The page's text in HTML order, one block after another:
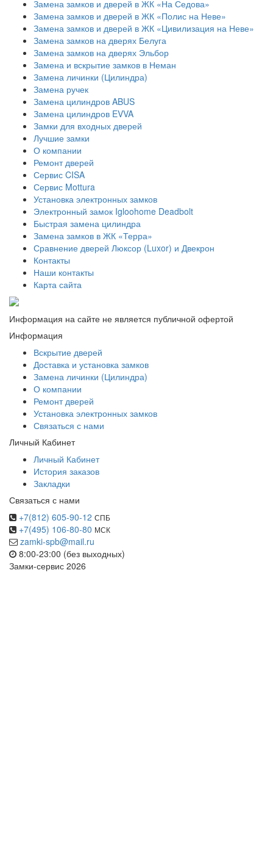
Замена замков и дверей в ЖК «На Седова»
Замена замков и дверей в ЖК «Полис на Неве»
Замена замков и дверей в ЖК «Цивилизация на Неве»
Замена замков на дверях Белуга
Замена замков на дверях Эльбор
Замена и вскрытие замков в Неман
Замена личинки (Цилиндра)
Замена ручек
Замена цилиндров ABUS
Замена цилиндров EVVA
Замки для входных дверей
Лучшие замки
О компании
Ремонт дверей
Сервис CISA
Сервис Mottura
Установка электронных замков
Электронный замок Igloohome Deadbolt
​Быстрая замена цилиндра
Замена замков в ЖК «Терра»
Сравнение дверей Люксор (Luxor) и Двекрон
Контакты
Наши контакты
Карта сайта
Информация на сайте не является публичной офертой
Информация
Вскрытие дверей
Доставка и установка замков
Замена личинки (Цилиндра)
О компании
Ремонт дверей
Установка электронных замков
Связаться с нами
Личный Кабинет
Личный Кабинет
История заказов
Закладки
Связаться с нами
+7(812) 605-90-12 СПБ
+7(495) 106-80-80 МСК
zamki-spb@mail.ru
8:00-23:00 (без выходных)
Замки-сервис 2026